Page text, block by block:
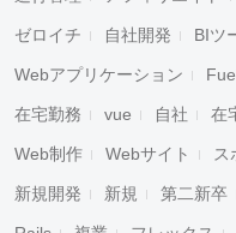
ゼロイチ 自社開発 BIツ
Webアプリケーション
在宅勤務 vue 自社 在
Web制作 Webサイト ス
新規開発 新規 第二新卒